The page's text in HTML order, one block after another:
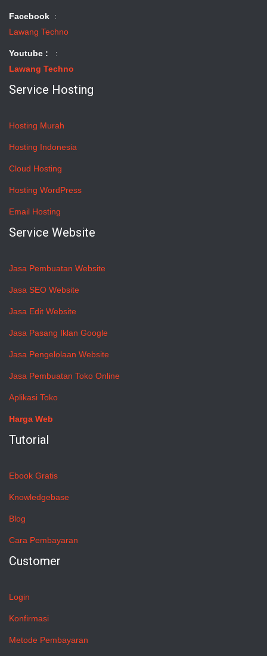
Facebook :
Lawang Techno
Youtube :
:
Lawang Techno
Service Hosting
Hosting Murah
Hosting Indonesia
Cloud Hosting
Hosting WordPress
Email Hosting
Service Website
Jasa Pembuatan Website
Jasa SEO Website
Jasa Edit Website
Jasa Pasang Iklan Google
Jasa Pengelolaan Website
Jasa Pembuatan Toko Online
Aplikasi Toko
Harga Web
Tutorial
Ebook Gratis
Knowledgebase
Blog
Cara Pembayaran
Customer
Login
Konfirmasi
Metode Pembayaran